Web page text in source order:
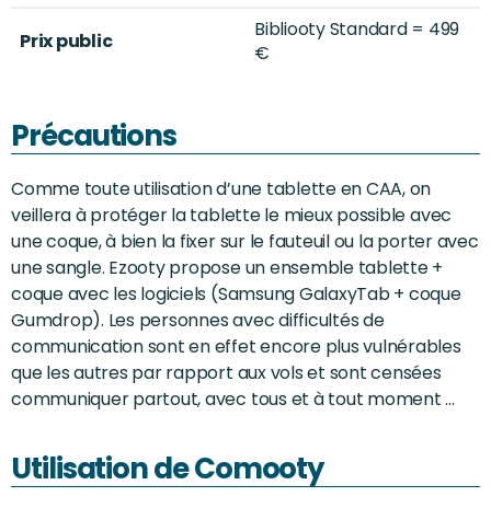
Prix public
Bibliooty Standard = 499
€
Précautions
Comme toute utilisation d’une tablette en CAA, on
veillera à protéger la tablette le mieux possible avec
une coque, à bien la fixer sur le fauteuil ou la porter avec
une sangle. Ezooty propose un ensemble tablette +
coque avec les logiciels (Samsung GalaxyTab + coque
Gumdrop). Les personnes avec difficultés de
communication sont en effet encore plus vulnérables
que les autres par rapport aux vols et sont censées
communiquer partout, avec tous et à tout moment …
Utilisation de Comooty